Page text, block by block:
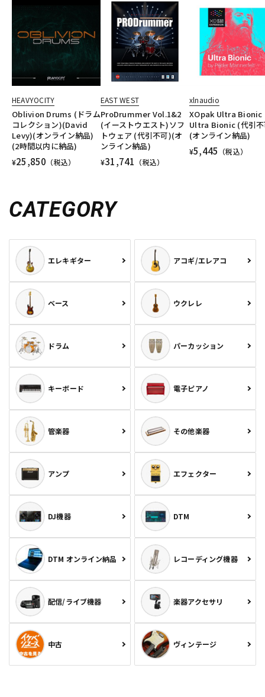
HEAVYOCITY
Oblivion Drums (ドラム
コレクション)(David
Levy)(オンライン納品)
(2時間以内に納品)
¥25,850 （税込）
EAST WEST
ProDrummer Vol.1&2
(イーストウエスト)ソフ
トウェア (代引不可)(オ
ンライン納品)
¥31,741 （税込）
xlnaudio
XOpak Ultra Bionic
Ultra Bionic (代引
(オンライン納品)
¥5,445 （税込）
CATEGORY
エレキギター アコギ/エレアコ
ベース ウクレレ
ドラム パーカッション
キーボード 電子ピアノ
管楽器 その他楽器
アンプ エフェクター
DJ機器 DTM
DTM オンライン納品 レコーディング機器
配信/ライブ機器 楽器アクセサリ
中古 ヴィンテージ